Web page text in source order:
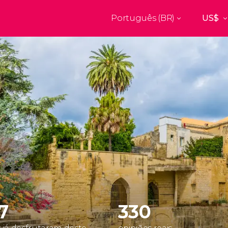
Top destinos
Paris
França
Florença
Itália Hungria
Madrid
Espanha
Barcelona
Espanha
Amsterdam
Holanda
Milão
Itália
Praga
República Tcheca
Porto
Portugal
Ver todos os destinos
Português (BR)
330